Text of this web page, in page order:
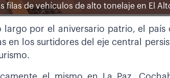
filas de vehículos de alto tonelaje en El
largo por el aniversario patrio, el
en los surtidores del eje central